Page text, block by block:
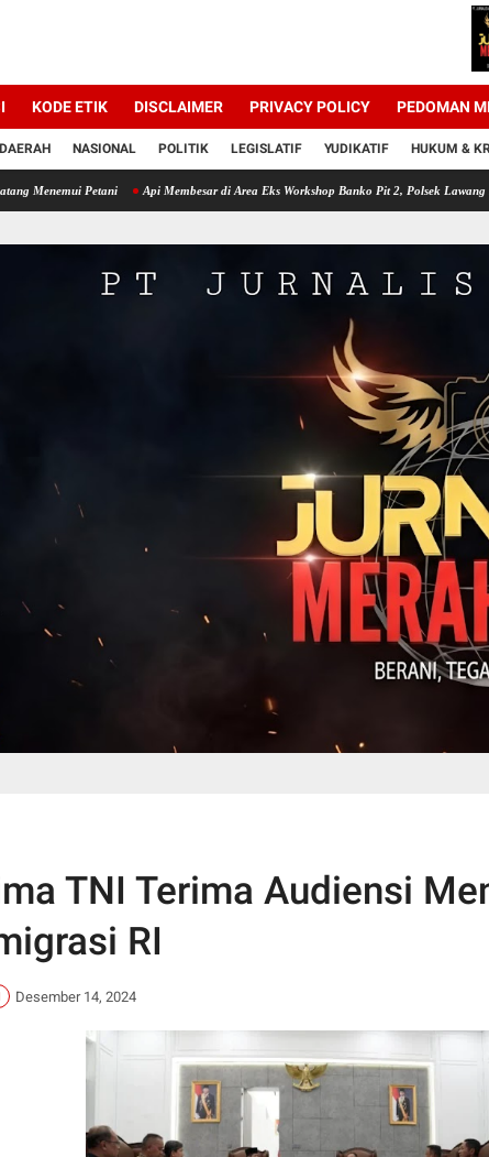
KODE ETIK DISCLAIMER PRIVACY POLICY PEDOMAN
DAERAH NASIONAL POLITIK LEGISLATIF YUDIKATIF HUKUM &
Petani Api Membesar di Area Eks Workshop Banko Pit 2, Polsek Lawang Kidul Terus
TNI Terima Audiensi
RI
Desember 14, 2024